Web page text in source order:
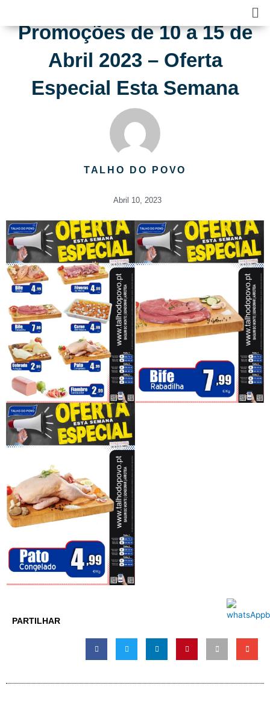
contentPromoções de 10 a 15 de
Abril 2023 – Oferta
Especial Esta Semana
TALHO DO POVO
Abril 10, 2023
PARTILHAR